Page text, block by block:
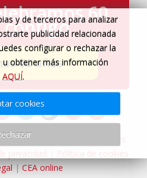
60
contigo
60 años→
Viajes CEA
Agencia de viajes
privacidad
Pólitica de cookies
|CEA online
y de terceros para analizar
publicidad relacionada
configurar o rechazar la
u obtener más información
AQUÍ.
cookies